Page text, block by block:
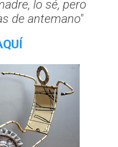
lo sé, pero
de antemano"